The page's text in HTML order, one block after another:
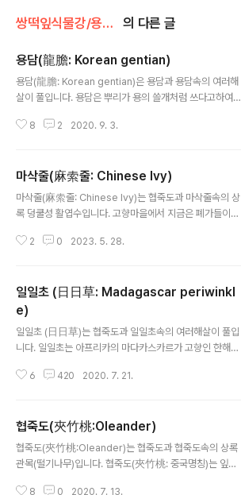
쌍떡잎식물강/용담목 의 다른 글
용담(龍膽: Korean gentian)
용담(龍膽: Korean gentian)은 용담과 용담속의 여러해
살이 풀입니다. 용담은 뿌리가 용의 쓸개처럼 쓰다고하여
사랑한다", "애수"입니다. 학명 Gentiana scabra for. s
용담(龍膽), Korean gentian 원산지 우리나라, 만주, 시
베리아, 일본 참고자료
8 2 2020. 9. 3.
마삭줄(麻索줄: Chinese Ivy)
마삭줄(麻索줄: Chinese Ivy)는 협죽도과 마삭줄속의 상
록 덩쿨성 활엽수입니다. 고향마을에서 지금은 폐가들이
마삭줄이 있습니다. 겨울에도 푸른 상록등굴로 어릴 때부
있는 것은 담쟁이라고 생각했었는 데, 담쟁이는 잎이 더 넓
고 얇은 낙엽 등굴로 오 헨리의 마지막 잎새에 나오는 것과
같이 겨울에는 잎이 떨어집니다. 꽃이 많이 피지는 않았지
만 하얗게 너무 이쁘서 이게 무엇인지를 검색해보았습니
하여 구별이 힘듭니다. 검색하면 백화등은 꽃이 크고 마삭
2 0 2023. 5. 28.
일일초 (日日草: Madagascar periwinkl
e)
일일초 (日日草)는 협죽도과 일일초속의 여러해살이 풀입
니다. 일일초는 아프리카의 마다카스카르가 고향인 한해살
다. 꽃은 하얀색과 붉은색의 꽃이 핍니다. 독성이 있으므로
은 "즐거운 추억"입니다. 학명 Catharanthus roseus
(L.) G.Don 분류 식물계 └ 속씨식물문 └ 쌍떡잎식물강 └
용담목 └ 협죽도과 └ 일일초속 └ 일일초 다른이름 일일초
人草), 장춘화(長春花), bright eyes, Cape periwink
6 420 2020. 7. 21.
협죽도(夾竹桃:Oleander)
협죽도(夾竹桃:Oleander)는 협죽도과 협죽도속의 상록
관목(떨기나무)입니다. 협죽도(夾竹桃: 중국명칭)는 잎은
8 0 2020. 7. 13.